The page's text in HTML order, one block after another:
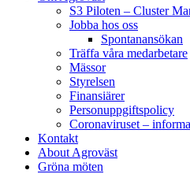
S3 Piloten – Cluster
Jobba hos oss
Spontanansökan
Träffa våra medarbetare
Mässor
Styrelsen
Finansiärer
Personuppgiftspolicy
Coronaviruset –
Kontakt
About Agroväst
Gröna möten